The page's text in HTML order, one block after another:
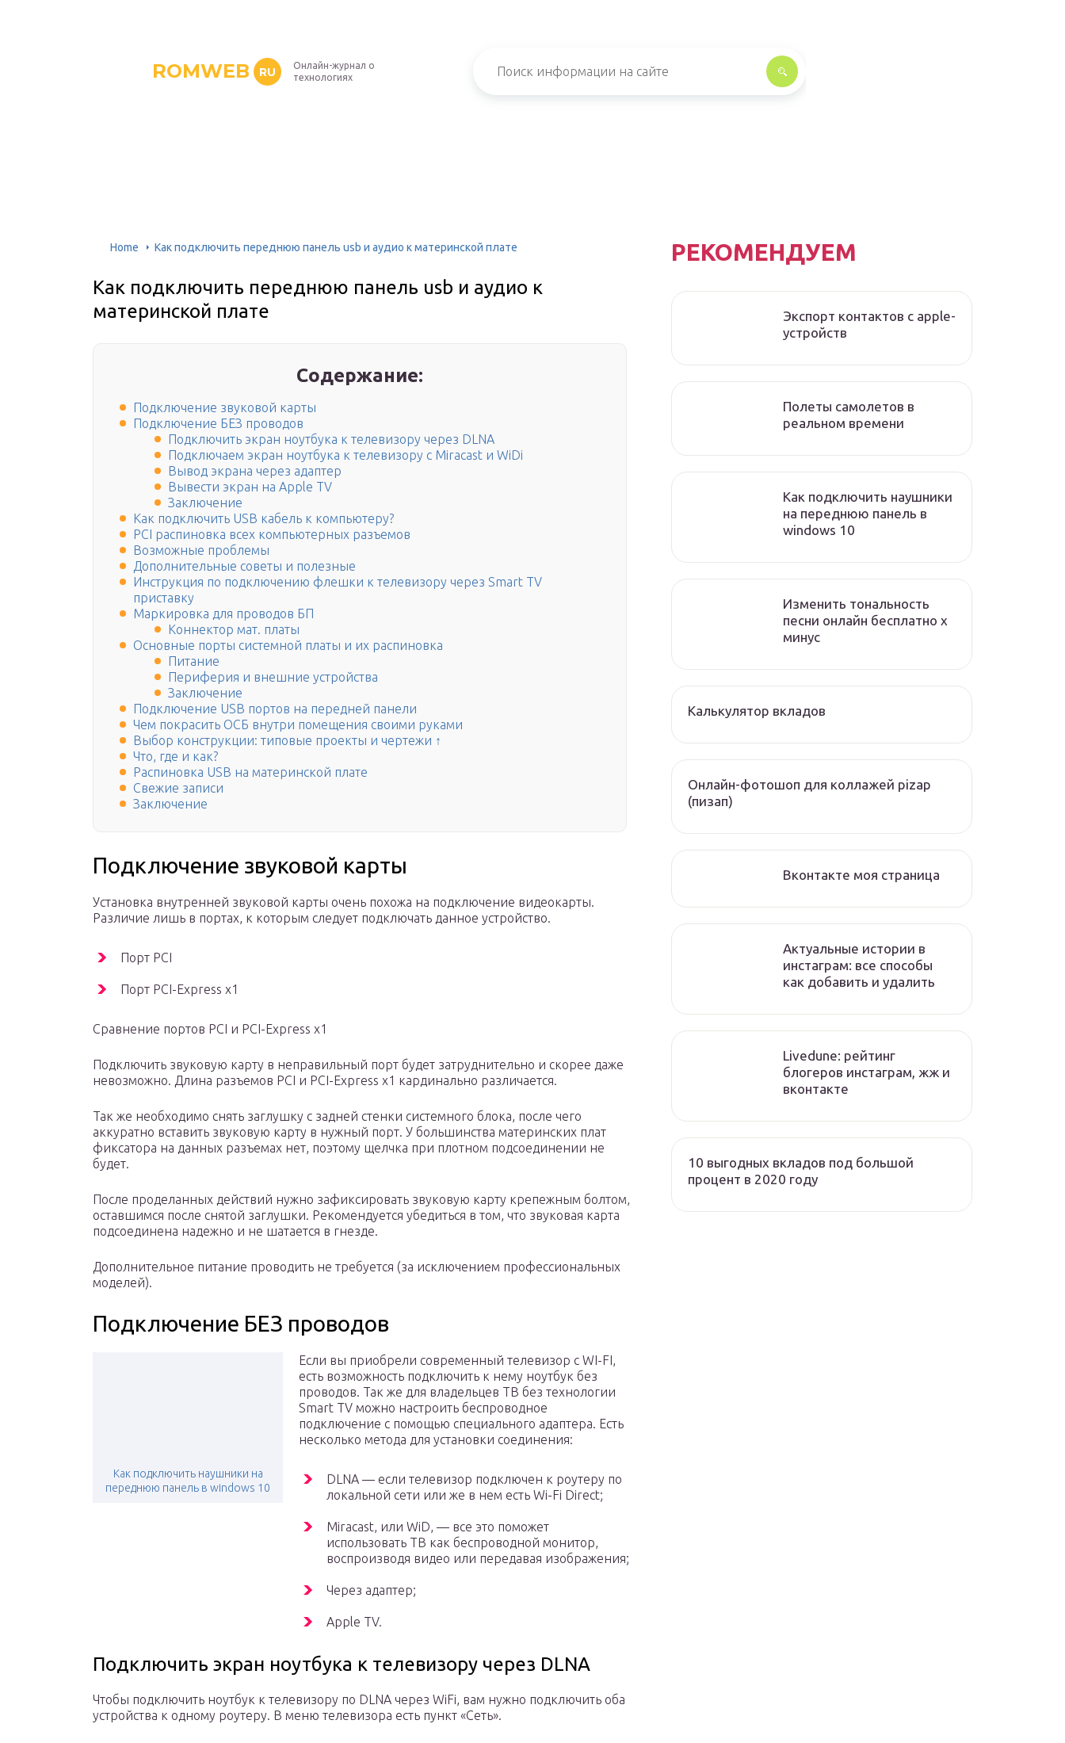
ROMWEB RU
Онлайн-журнал о
технологиях
Home Как подключить переднюю панель usb и аудио к материнской плате
Как подключить переднюю панель usb и аудио к
материнской плате
Содержание:
Подключение звуковой карты
Подключение БЕЗ проводов
Подключить экран ноутбука к телевизору через DLNA
Подключаем экран ноутбука к телевизору с Miracast и WiDi
Вывод экрана через адаптер
Вывести экран на Apple TV
Заключение
Как подключить USB кабель к компьютеру?
PCI распиновка всех компьютерных разъемов
Возможные проблемы
Дополнительные советы и полезные
Инструкция по подключению флешки к телевизору через Smart TV
приставку
Маркировка для проводов БП
Коннектор мат. платы
Основные порты системной платы и их распиновка
Питание
Периферия и внешние устройства
Заключение
Подключение USB портов на передней панели
Чем покрасить ОСБ внутри помещения своими руками
Выбор конструкции: типовые проекты и чертежи ↑
Что, где и как?
Распиновка USB на материнской плате
Свежие записи
Заключение
Подключение звуковой карты
Установка внутренней звуковой карты очень похожа на подключение видеокарты.
Различие лишь в портах, к которым следует подключать данное устройство.
Порт PCI
Порт PCI-Express x1
Сравнение портов PCI и PCI-Express x1
Подключить звуковую карту в неправильный порт будет затруднительно и скорее даже
невозможно. Длина разъемов PCI и PCI-Express x1 кардинально различается.
Так же необходимо снять заглушку с задней стенки системного блока, после чего
аккуратно вставить звуковую карту в нужный порт. У большинства материнских плат
фиксатора на данных разъемах нет, поэтому щелчка при плотном подсоединении не
будет.
После проделанных действий нужно зафиксировать звуковую карту крепежным болтом,
оставшимся после снятой заглушки. Рекомендуется убедиться в том, что звуковая карта
подсоединена надежно и не шатается в гнезде.
Дополнительное питание проводить не требуется (за исключением профессиональных
моделей).
Подключение БЕЗ проводов
Как подключить наушники на
переднюю панель в windows 10
Если вы приобрели современный телевизор с WI-FI,
есть возможность подключить к нему ноутбук без
проводов. Так же для владельцев ТВ без технологии
Smart TV можно настроить беспроводное
подключение с помощью специального адаптера. Есть
несколько метода для установки соединения:
DLNA — если телевизор подключен к роутеру по
локальной сети или же в нем есть Wi-Fi Direct;
Miracast, или WiD, — все это поможет
использовать ТВ как беспроводной монитор,
воспроизводя видео или передавая изображения;
Через адаптер;
Apple TV.
Подключить экран ноутбука к телевизору через DLNA
Чтобы подключить ноутбук к телевизору по DLNA через WiFi, вам нужно подключить оба
устройства к одному роутеру. В меню телевизора есть пункт «Сеть».
РЕКОМЕНДУЕМ
Экспорт контактов с apple-
устройств
Полеты самолетов в
реальном времени
Как подключить наушники
на переднюю панель в
windows 10
Изменить тональность
песни онлайн бесплатно x
минус
Калькулятор вкладов
Онлайн-фотошоп для коллажей pizap
(пизап)
Вконтакте моя страница
Актуальные истории в
инстаграм: все способы
как добавить и удалить
Livedune: рейтинг
блогеров инстаграм, жж и
вконтакте
10 выгодных вкладов под большой
процент в 2020 году